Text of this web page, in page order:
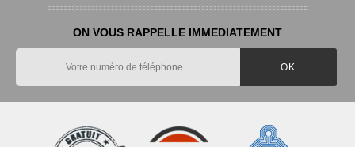
ON VOUS RAPPELLE IMMEDIATEMENT